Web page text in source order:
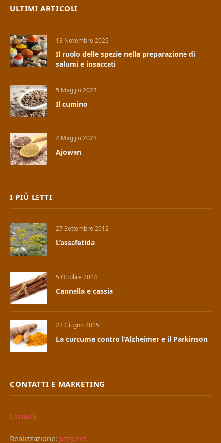
ULTIMI ARTICOLI
13 Novembre 2025
Il ruolo delle spezie nella preparazione di
salumi e insaccati
5 Maggio 2023
Il cumino
4 Maggio 2023
Ajowan
I PIÙ LETTI
27 Settembre 2012
L’assafetida
5 Ottobre 2014
Cannella e cassia
23 Giugno 2015
La curcuma contro l’Alzheimer e il Parkinson
CONTATTI E MARKETING
Contatti
Realizzazione: Jizzy.net